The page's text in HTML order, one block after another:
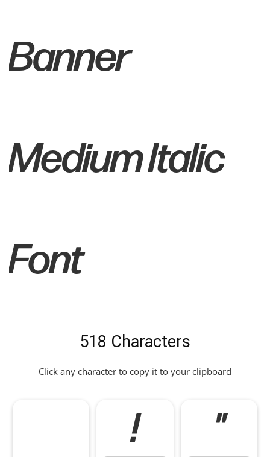
Banner
Medium Italic
Font
518 Characters
Click any character to copy it to your clipboard
! "